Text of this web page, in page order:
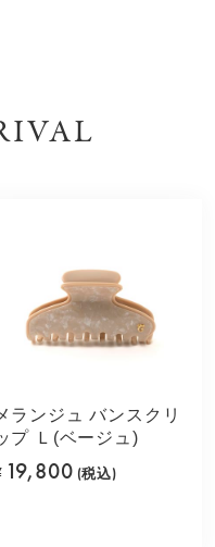
ランジュ バンスクリ
プ Ｌ(ベージュ)
19,800 (税込)